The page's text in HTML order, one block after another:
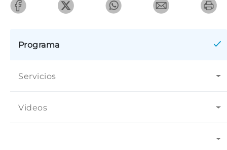
Programa
Servicios
Videos